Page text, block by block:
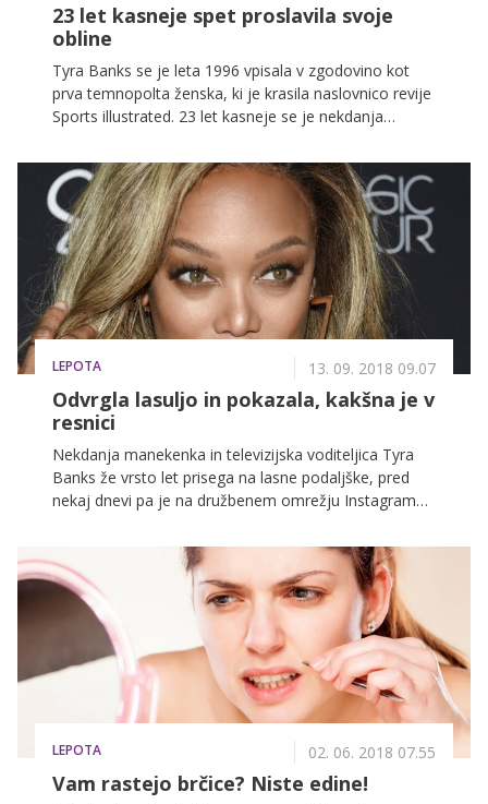
23 let kasneje spet proslavila svoje
obline
Tyra Banks se je leta 1996 vpisala v zgodovino kot
prva temnopolta ženska, ki je krasila naslovnico revije
Sports illustrated. 23 let kasneje se je nekdanja
pa med drugim spregovorila tudi o 'body positivity' in
ženski moči.
LEPOTA 13. 09. 2018 09.07
Odvrgla lasuljo in pokazala, kakšna je v
resnici
Nekdanja manekenka in televizijska voditeljica Tyra
Banks že vrsto let prisega na lasne podaljške, pred
nekaj dnevi pa je na družbenem omrežju Instagram
LEPOTA 02. 06. 2018 07.55
Vam rastejo brčice? Niste edine!